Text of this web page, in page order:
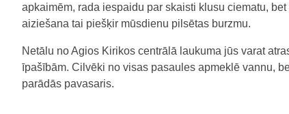
apkaimēm, rada iespaidu par skaisti klusu ciematu,
aiziešana tai piešķir mūsdienu pilsētas burzmu.
Netālu no Agios Kirikos centrālā laukuma jūs varat
īpašībām. Cilvēki no visas pasaules apmeklē vannu,
parādās pavasaris.